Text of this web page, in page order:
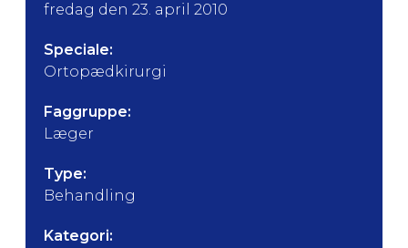
fredag den 23. april 2010
Speciale:
Ortopædkirurgi
Faggruppe:
Læger
Type:
Behandling
Kategori: